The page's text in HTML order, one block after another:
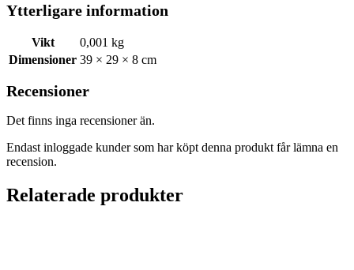
Ytterligare information
Vikt
0,001 kg
Dimensioner 39 × 29 × 8 cm
Recensioner
Det finns inga recensioner än.
Endast inloggade kunder som har köpt denna produkt får lämna en
recension.
Relaterade produkter